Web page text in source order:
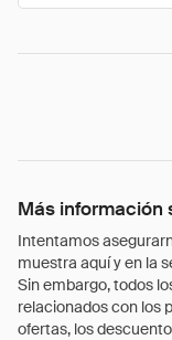
Más información
Intentamos
muestra aquí y en la
Sin embargo, todos
relacionados con los
ofertas, los